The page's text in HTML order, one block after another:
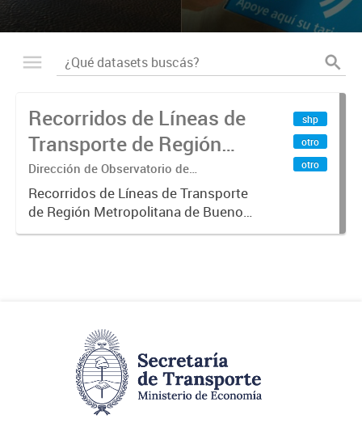
Recorridos de Líneas de
Transporte de Región
Metropolitana de
Buenos Aires (RMBA)
Dirección de Observatorio de
Transporte, Estudio y Sistemas
Recorridos de Líneas de Transporte
de Región Metropolitana de Buenos
Aires (RMBA).-
shp
otro
otro